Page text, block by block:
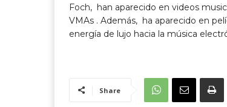
Foch, han aparecido en videos
VMAs . Además, ha aparecido en
energía de lujo hacia la música
Share